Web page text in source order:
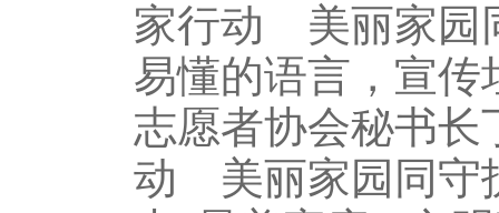
家行动 美丽家园
易懂的语言，宣
志愿者协会秘书长
动 美丽家园同守